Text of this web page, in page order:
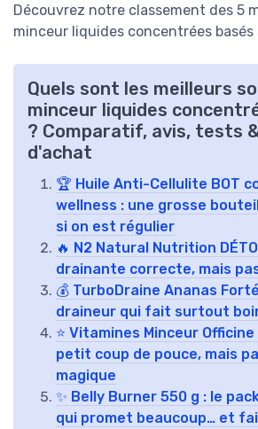
Découvrez notre classement des 5
minceur liquides concentrées basés
Quels sont les meilleurs
minceur liquides
? Comparatif, avis, tests
d'achat
🏆 Huile Anti-Cellulite BOT
wellness : une grosse
si on est régulier
🔥 N2 Natural Nutrition
drainante correcte, mais
💰 TurboDraine Ananas
draineur qui fait surtout
⭐ Vitamines Minceur
petit coup de pouce, mais
magique
✨ Belly Burner 550 g : le
qui promet beaucoup… et